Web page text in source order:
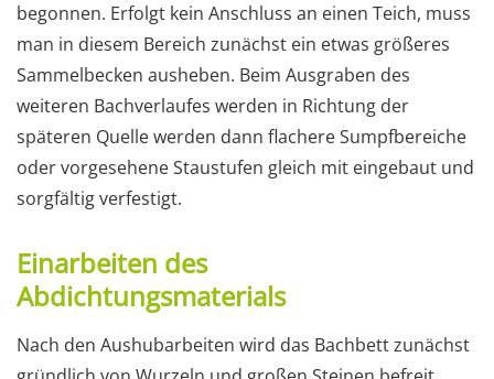
begonnen. Erfolgt kein Anschluss an einen Teich, muss
man in diesem Bereich zunächst ein etwas größeres
Sammelbecken ausheben. Beim Ausgraben des
weiteren Bachverlaufes werden in Richtung der
späteren Quelle werden dann flachere Sumpfbereiche
oder vorgesehene Staustufen gleich mit eingebaut und
sorgfältig verfestigt.
Einarbeiten des
Abdichtungsmaterials
Nach den Aushubarbeiten wird das Bachbett zunächst